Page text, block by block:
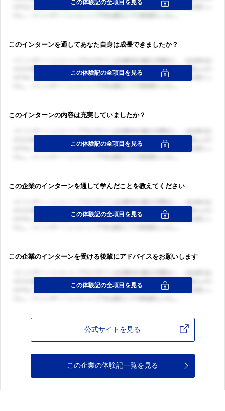
このインターンを通してあなた自身は成長できましたか？
このインターンの内容は充実していましたか？
この企業のインターンを通して学んだことを教えてください
この企業のインターンを受ける後輩にアドバイスをお願いします
公式サイトを見る
この企業の体験記一覧を見る
ログイン・会員登録
ログイン・会員登録